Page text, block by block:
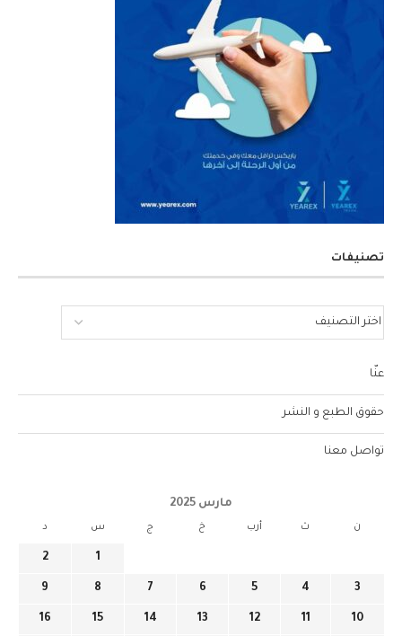
تصنيفات
عنّا
حقوق الطبع و النشر
تواصل معنا
مارس 2025
ن ث أرب خ ج س د
1
2
3
4
5
6
7
8
9
10
11
12
13
14
15
16